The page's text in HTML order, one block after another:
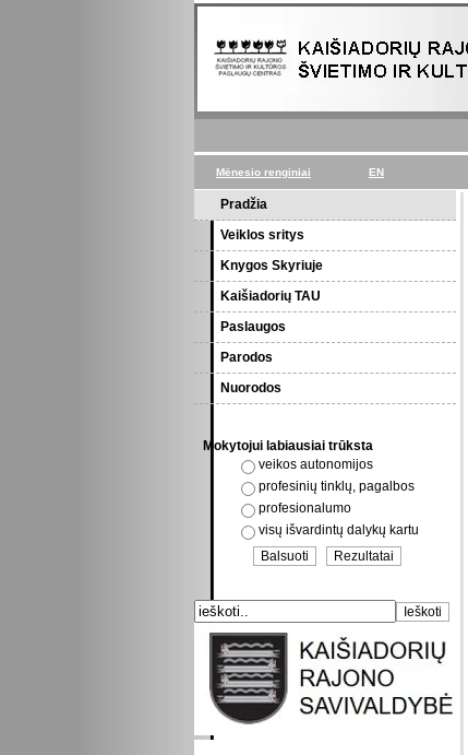
Mėnesio renginiai EN
Pradžia
Veiklos sritys
Knygos Skyriuje
Kaišiadorių TAU
Paslaugos
Parodos
Nuorodos
Mokytojui labiausiai trūksta
veikos autonomijos
profesinių tinklų, pagalbos
profesionalumo
visų išvardintų dalykų kartu